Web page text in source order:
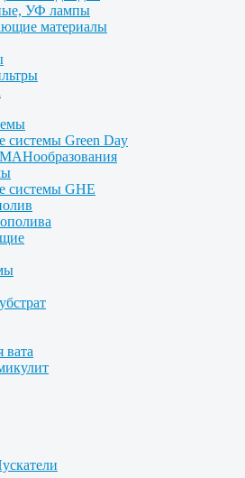
УФ лампы
материалы
системы Green Day
системы GHE
вата